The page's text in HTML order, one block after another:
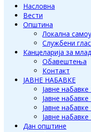
Насловна
Вести
Општина
Локална
Службени
Канцеларија за
Обавештења
Контакт
ЈАВНЕ НАБАВКЕ
Јавне набавке
Јавне набавке
Јавне набавке
Јавне набавке
Дан општине